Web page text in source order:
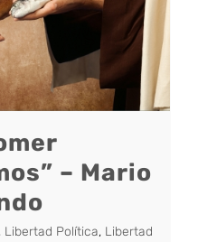
– Mario
, Libertad Política, Libertad